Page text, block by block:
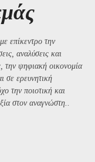
επίκεντρο την
αναλύσεις και
την ψηφιακή οικονομία
σε ερευνητική
την ποιοτική και
στον αναγνώστη..